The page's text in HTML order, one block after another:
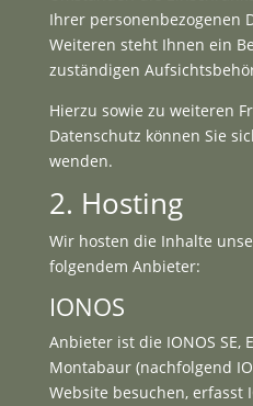
Ihrer personenbezogenen
Weiteren steht Ihnen ein
zuständigen
Hierzu sowie zu weiteren
Datenschutz können Sie
wenden.
2. Hosting
Wir hosten die Inhalte
folgendem Anbieter:
IONOS
Anbieter ist die IONOS SE,
Montabaur (nachfolgend
Website besuchen, erfasst